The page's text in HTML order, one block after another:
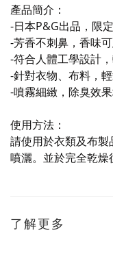
產品簡介：
-日本P&G出品，限
-芳香不刺鼻，香味
-符合人體工學設計
-針對衣物、布料，
-噴霧細緻，除臭效
使用方法：
請使用於衣類及布
噴灑。並於完全乾燥
了解更多